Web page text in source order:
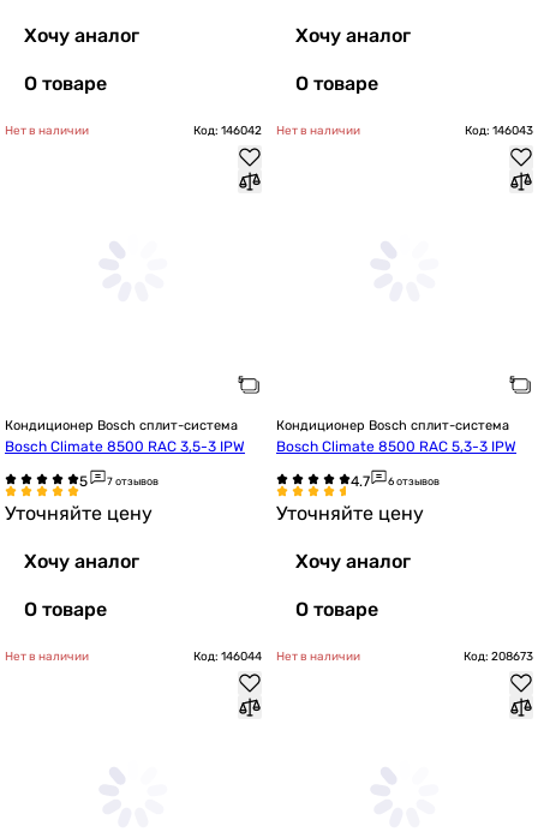
Хочу аналог
О товаре
Хочу аналог
О товаре
Нет в наличии Код: 146042
Кондиционер Bosch сплит-система
Bosch Climate 8500 RAC 3,5-3 IPW
7 отзывов
Уточняйте цену
Хочу аналог
О товаре
Нет в наличии Код: 146043
Кондиционер Bosch сплит-система
Bosch Climate 8500 RAC 5,3-3 IPW
6 отзывов
Уточняйте цену
Хочу аналог
О товаре
Нет в наличии Код: 146044 Нет в наличии Код: 208673